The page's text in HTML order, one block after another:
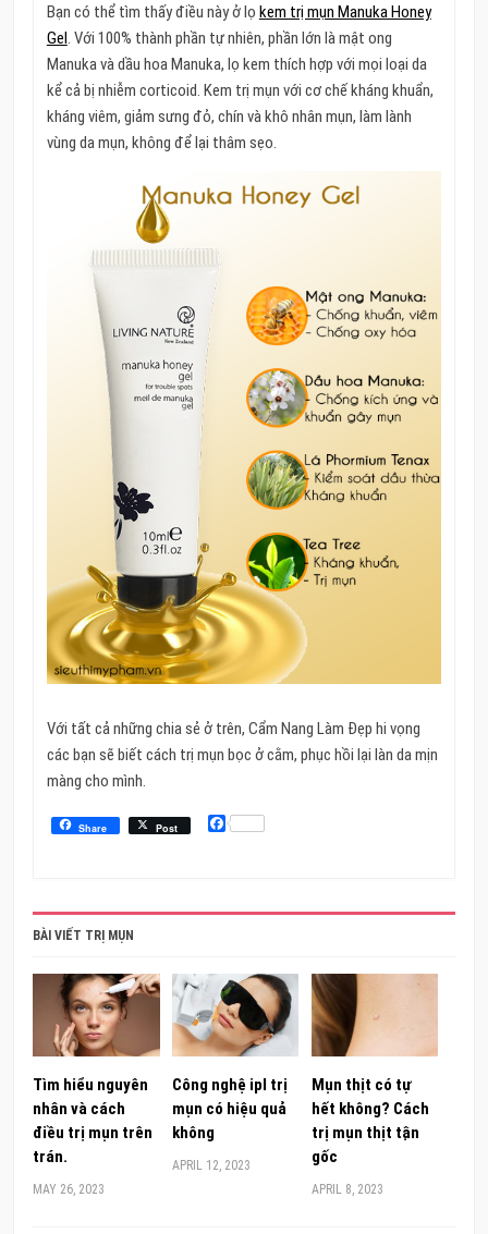
Bạn có thể tìm thấy điều này ở lọ kem trị mụn Manuka Honey
Gel. Với 100% thành phần tự nhiên, phần lớn là mật ong
Manuka và dầu hoa Manuka, lọ kem thích hợp với mọi loại da
kể cả bị nhiễm corticoid. Kem trị mụn với cơ chế kháng khuẩn,
kháng viêm, giảm sưng đỏ, chín và khô nhân mụn, làm lành
vùng da mụn, không để lại thâm sẹo.
Với tất cả những chia sẻ ở trên, Cẩm Nang Làm Đẹp hi vọng
các bạn sẽ biết cách trị mụn bọc ở cằm, phục hồi lại làn da mịn
màng cho mình.
Share Post Facebook
BÀI VIẾT TRỊ MỤN
Tìm hiểu nguyên
nhân và cách
điều trị mụn trên
trán.
MAY 26, 2023
Công nghệ ipl trị
mụn có hiệu quả
không
APRIL 12, 2023
Mụn thịt có tự
hết không? Cách
trị mụn thịt tận
gốc
APRIL 8, 2023